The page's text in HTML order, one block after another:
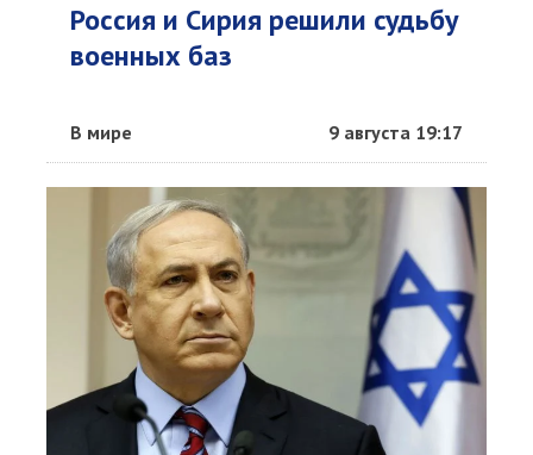
Россия и Сирия решили судьбу
военных баз
В мире 9 августа 19:17